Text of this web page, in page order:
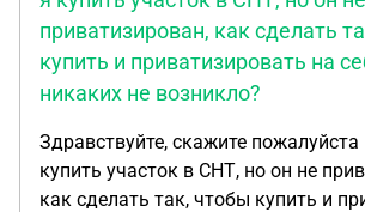
приватизирован, как сделать
купить и приватизировать на
никаких не возникло?
Здравствуйте, скажите пожалуйста
купить участок в СНТ, но он не
как сделать так, чтобы купить и